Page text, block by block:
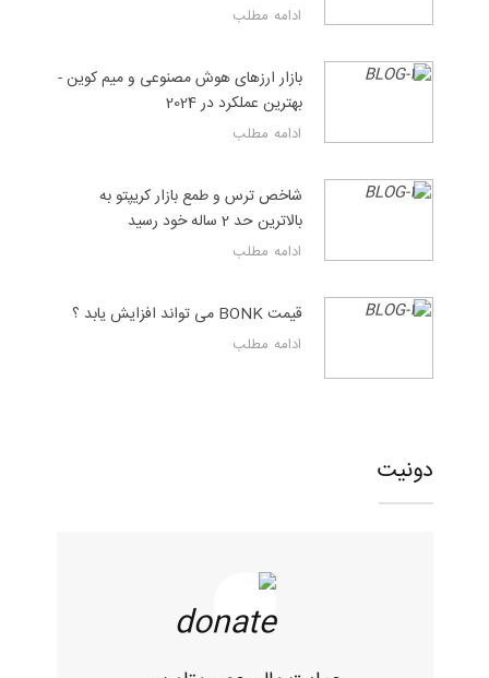
ادامه مطلب
بازار ارزهای هوش مصنوعی و میم کوین -
بهترین عملکرد در 2024
ادامه مطلب
شاخص ترس و طمع بازار کریپتو به
بالاترین حد 2 ساله خود رسید
ادامه مطلب
قیمت BONK می تواند افزایش یابد ؟
ادامه مطلب
دونیت